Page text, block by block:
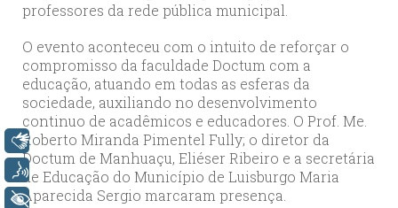
professores da rede pública municipal.
O evento aconteceu com o intuito de reforçar o
compromisso da faculdade Doctum com a
educação, atuando em todas as esferas da
sociedade, auxiliando no desenvolvimento
continuo de acadêmicos e educadores. O Prof. Me.
Roberto Miranda Pimentel Fully; o diretor da
Doctum de Manhuaçu, Eliéser Ribeiro e a secretária
de Educação do Município de Luisburgo Maria
Aparecida Sergio marcaram presença.
Libras
Voz
+ Acessibilidade